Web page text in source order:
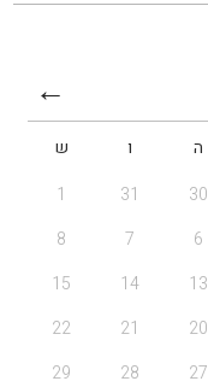
ה ו
ש
30
31
1
6
7
8
13
14
15
20
21
22
27
28
29